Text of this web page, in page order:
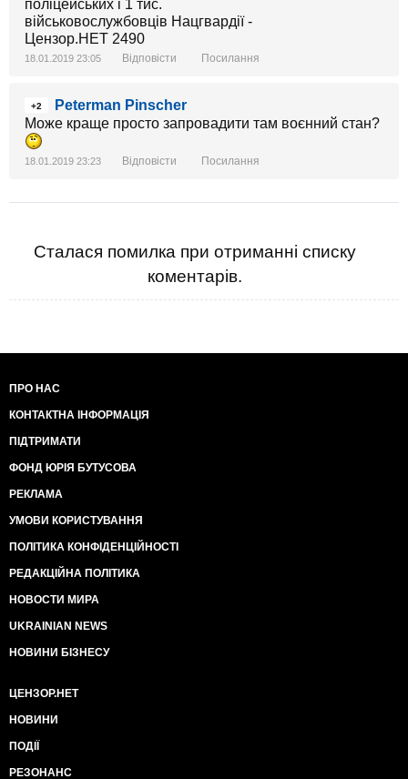
18.01.2019 23:05 Відповісти Посилання
+2
Peterman Pinscher
Може краще просто запровадити там воєнний стан?
18.01.2019 23:23 Відповісти Посилання
Сталася помилка при отриманні списку
коментарів.
ПРО НАС
КОНТАКТНА ІНФОРМАЦІЯ
ПІДТРИМАТИ
ФОНД ЮРІЯ БУТУСОВА
РЕКЛАМА
УМОВИ КОРИСТУВАННЯ
ПОЛІТИКА КОНФІДЕНЦІЙНОСТІ
РЕДАКЦІЙНА ПОЛІТИКА
НОВОСТИ МИРА
UKRAINIAN NEWS
НОВИНИ БІЗНЕСУ
ЦЕНЗОР.НЕТ
НОВИНИ
ПОДІЇ
РЕЗОНАНС